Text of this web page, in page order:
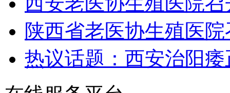
陕西省老医协生殖医
热议话题：西安治阳